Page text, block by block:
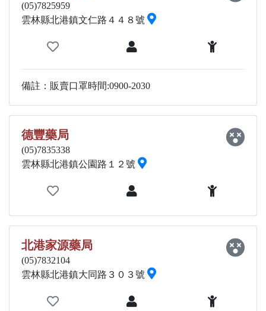
(05)7825959
雲林縣北港鎮文仁路４４８號
備註：販賣口罩時間:0900-2030
德豐藥局
(05)7835338
雲林縣北港鎮公園路１２號
北港家源藥局
(05)7832104
雲林縣北港鎮大同路３０３號